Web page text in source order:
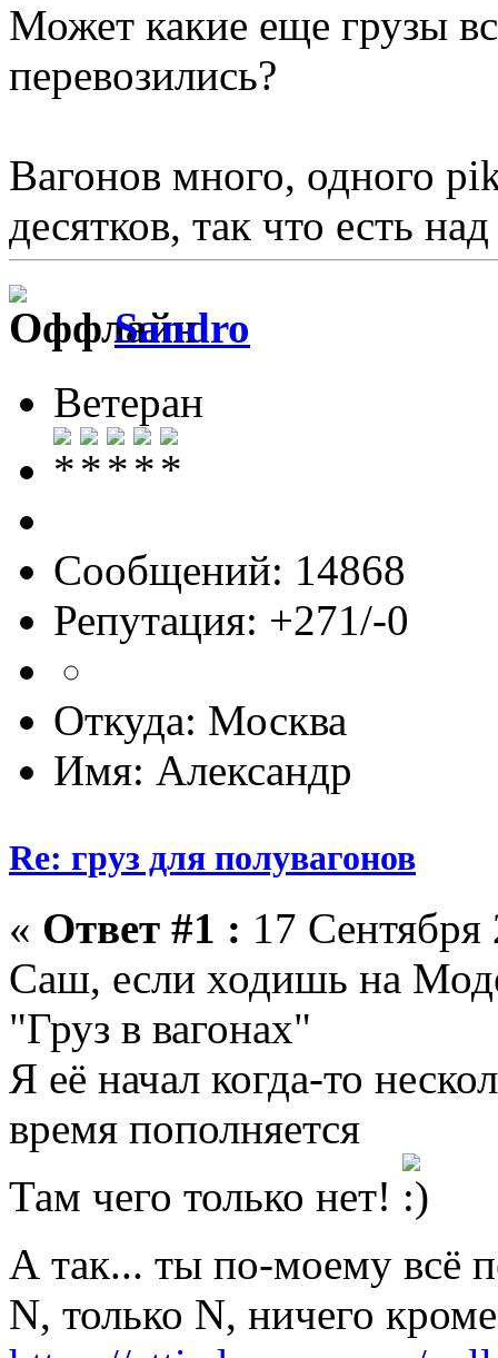
Может какие еще грузы
перевозились?
Вагонов много, одного
десятков, так что есть
Sandro
Ветеран
Сообщений: 14868
Репутация: +271/-0
Откуда: Москва
Имя: Александр
Re: груз для полувагонов
« Ответ #1 : 17
Саш, если ходишь на
"Груз в вагонах"
Я её начал когда-то
время пополняется
Там чего только нет!
А так... ты по-моему всё
N, только N, ничего